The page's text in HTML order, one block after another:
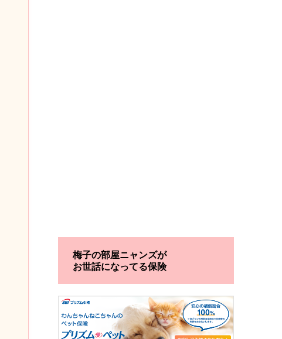
梅子の部屋ニャンズが
お世話になってる保険